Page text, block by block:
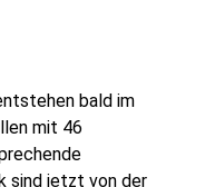
bald im
mit 46
sind jetzt von der